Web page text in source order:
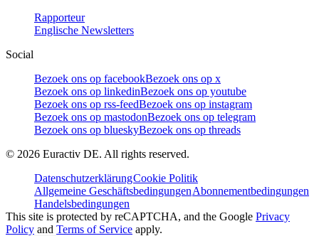
Rapporteur
Englische Newsletters
Social
Bezoek ons op facebookBezoek ons op x
Bezoek ons op linkedinBezoek ons op youtube
Bezoek ons op rss-feedBezoek ons op instagram
Bezoek ons op mastodonBezoek ons op telegram
Bezoek ons op blueskyBezoek ons op threads
© 2026 Euractiv DE. All rights reserved.
DatenschutzerklärungCookie Politik
Allgemeine GeschäftsbedingungenAbonnementbedingungen
Handelsbedingungen
This site is protected by reCAPTCHA, and the Google Privacy
Policy and Terms of Service apply.